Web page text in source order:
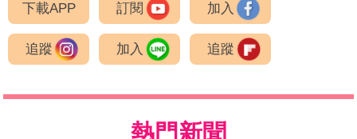
下載APP 訂閱 加入
追蹤 加入 追蹤
熱門新聞